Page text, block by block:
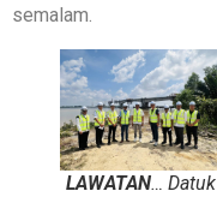
semalam.
LAWATAN… Datuk